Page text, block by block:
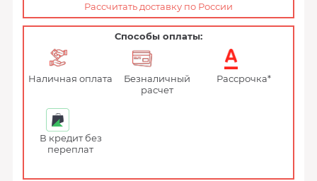
Рассчитать доставку по России
Способы оплаты:
Наличная оплата
Безналичный
расчет
Рассрочка*
В кредит без
переплат